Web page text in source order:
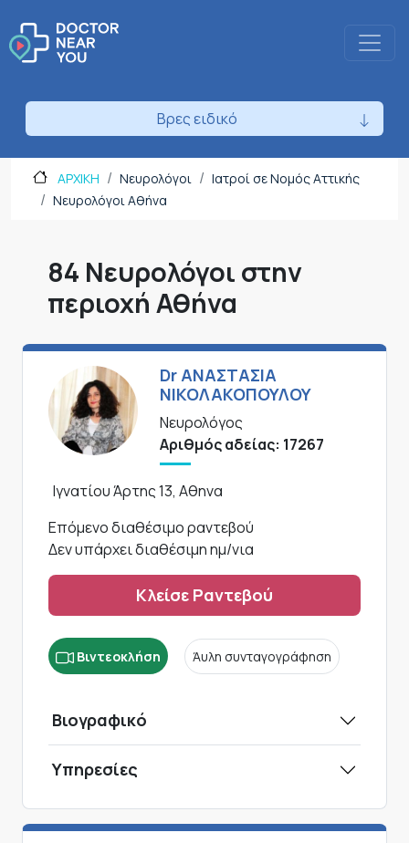
Βρες ειδικό
ΑΡΧΙΚΗ Νευρολόγοι
Ιατροί σε Νομός Αττικής
Νευρολόγοι Αθήνα
84 Νευρολόγοι στην
περιοχή Αθήνα
Dr ΑΝΑΣΤΑΣΙΑ
ΝΙΚΟΛΑΚΟΠΟΥΛΟΥ
Νευρολόγος
Αριθμός αδείας: 17267
Ιγνατίου Άρτης 13, Αθηνα
Επόμενο διαθέσιμο ραντεβού
Δεν υπάρχει διαθέσιμη ημ/νια
Κλείσε Ραντεβού
Βιντεοκλήση Άυλη συνταγογράφηση
Βιογραφικό
Υπηρεσίες